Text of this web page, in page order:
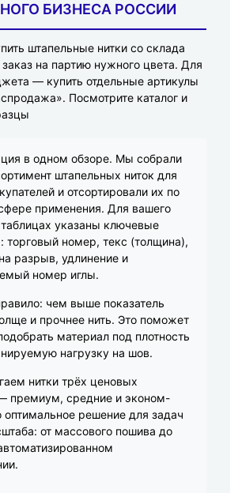
БИЗНЕСА РОССИИ
штапельные нитки со склада
на партию нужного цвета. Для
— купить отдельные артикулы
Посмотрите каталог и
в одном обзоре. Мы собрали
штапельных ниток для
и отсортировали их по
применения. Для вашего
указаны ключевые
торговый номер, текс (толщина),
разрыв, удлинение и
номер иглы.
чем выше показатель
и прочнее нить. Это поможет
материал под плотность
нагрузку на шов.
нитки трёх ценовых
премиум, средние и эконом-
оптимальное решение для задач
от массового пошива до